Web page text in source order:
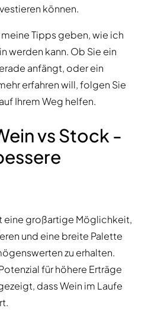
können.
Tipps geben, wie ich
werden kann. Ob Sie ein
anfängt, oder ein
erfahren will, folgen Sie
Ihrem Weg helfen.
vs Stock -
eine großartige Möglichkeit,
und eine breite Palette
zu erhalten.
für höhere Erträge
dass Wein im Laufe